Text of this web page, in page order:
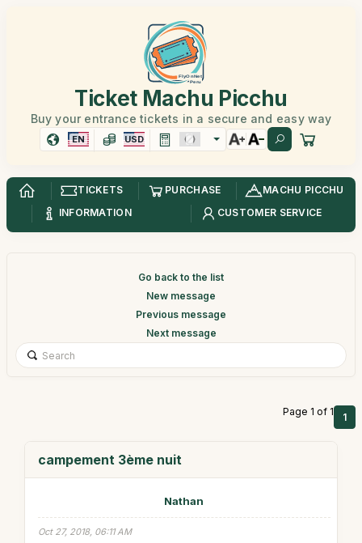
Ticket Machu Picchu
Buy your entrance tickets in a secure and easy way
EN USD
TICKETS PURCHASE
MACHU PICCHU
INFORMATION
CUSTOMER SERVICE
Go back to the list
New message
Previous message
Next message
Page 1 of 1 1
campement 3ème nuit
Nathan
Oct 27, 2018, 06:11 AM